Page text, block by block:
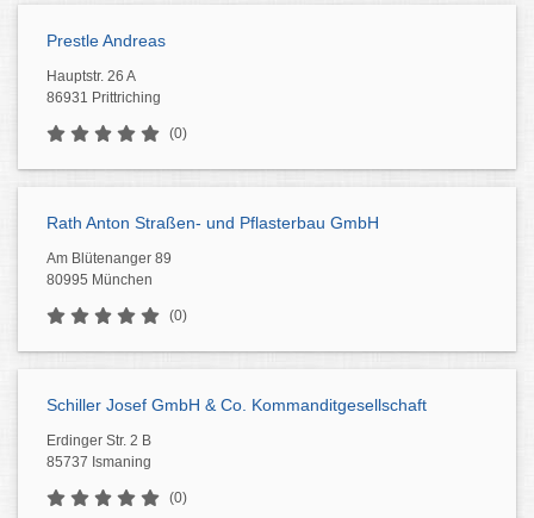
Prestle Andreas
Hauptstr. 26 A
86931 Prittriching
(0)
Rath Anton Straßen- und Pflasterbau GmbH
Am Blütenanger 89
80995 München
(0)
Schiller Josef GmbH & Co. Kommanditgesellschaft
Erdinger Str. 2 B
85737 Ismaning
(0)